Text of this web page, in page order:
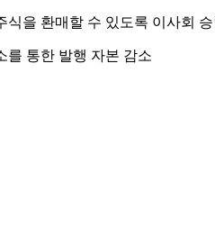
식을 환매할 수 있도록 이사회 승
를 통한 발행 자본 감소